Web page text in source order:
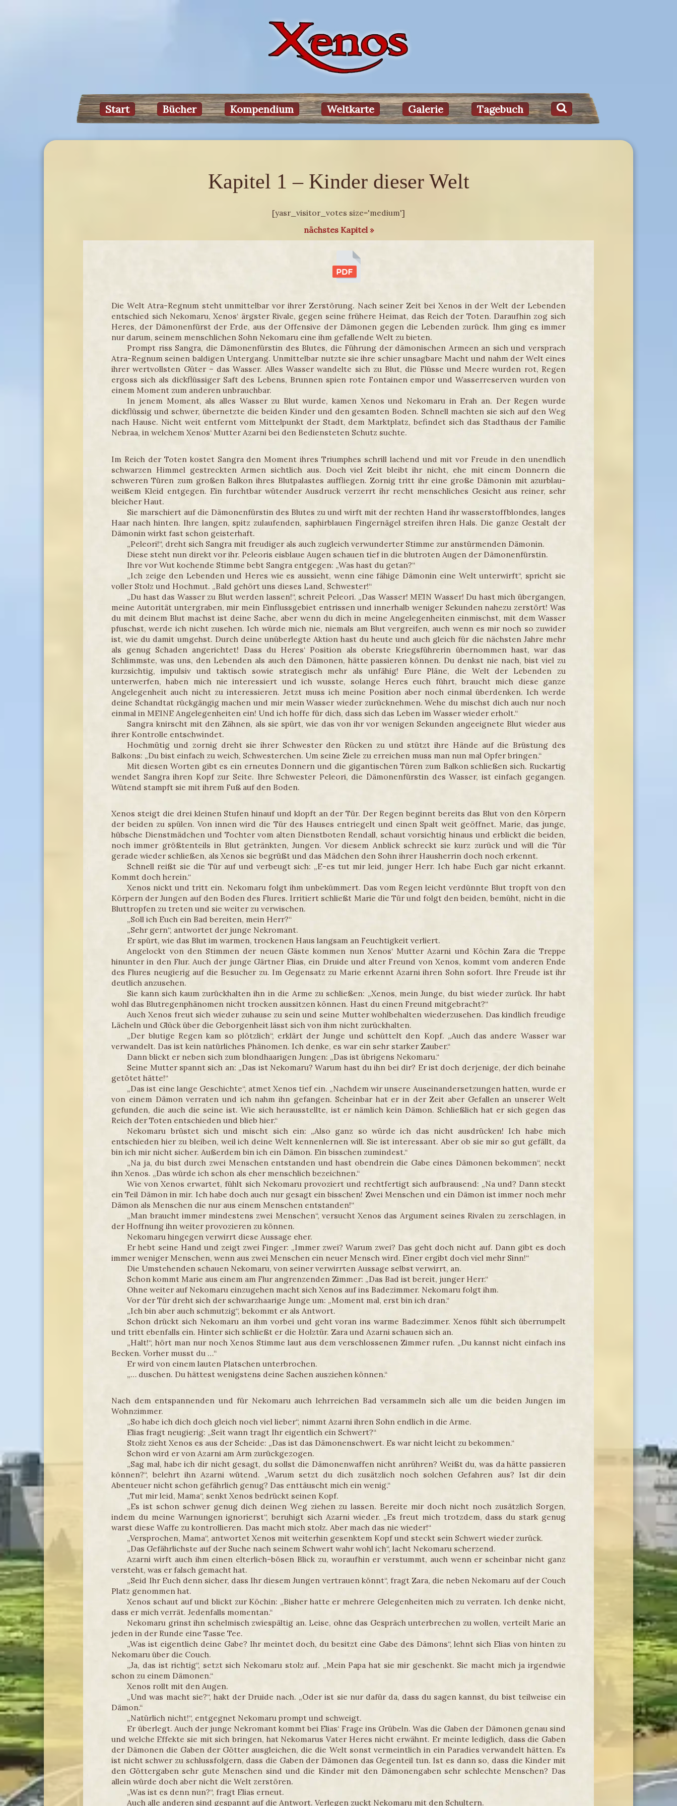
Start Bücher Kompendium Weltkarte Galerie Tagebuch
Kapitel 1 – Kinder dieser Welt
[yasr_visitor_votes size='medium']
nächstes Kapitel »
Die Welt Atra-Regnum steht unmittelbar vor ihrer Zerstörung. Nach seiner Zeit bei Xenos in der Welt der Lebenden
entschied sich Nekomaru, Xenos‘ ärgster Rivale, gegen seine frühere Heimat, das Reich der Toten. Daraufhin zog sich
Heres, der Dämonenfürst der Erde, aus der Offensive der Dämonen gegen die Lebenden zurück. Ihm ging es immer
nur darum, seinem menschlichen Sohn Nekomaru eine ihm gefallende Welt zu bieten.
Prompt riss Sangra, die Dämonenfürstin des Blutes, die Führung der dämonischen Armeen an sich und versprach
Atra-Regnum seinen baldigen Untergang. Unmittelbar nutzte sie ihre schier unsagbare Macht und nahm der Welt eines
ihrer wertvollsten Güter – das Wasser. Alles Wasser wandelte sich zu Blut, die Flüsse und Meere wurden rot, Regen
ergoss sich als dickflüssiger Saft des Lebens, Brunnen spien rote Fontainen empor und Wasserreserven wurden von
einem Moment zum anderen unbrauchbar.
In jenem Moment, als alles Wasser zu Blut wurde, kamen Xenos und Nekomaru in Erah an. Der Regen wurde
dickflüssig und schwer, übernetzte die beiden Kinder und den gesamten Boden. Schnell machten sie sich auf den Weg
nach Hause. Nicht weit entfernt vom Mittelpunkt der Stadt, dem Marktplatz, befindet sich das Stadthaus der Familie
Nebraa, in welchem Xenos‘ Mutter Azarni bei den Bediensteten Schutz suchte.
Im Reich der Toten kostet Sangra den Moment ihres Triumphes schrill lachend und mit vor Freude in den unendlich
schwarzen Himmel gestreckten Armen sichtlich aus. Doch viel Zeit bleibt ihr nicht, ehe mit einem Donnern die
schweren Türen zum großen Balkon ihres Blutpalastes auffliegen. Zornig tritt ihr eine große Dämonin mit azurblau-
weißem Kleid entgegen. Ein furchtbar wütender Ausdruck verzerrt ihr recht menschliches Gesicht aus reiner, sehr
bleicher Haut.
Sie marschiert auf die Dämonenfürstin des Blutes zu und wirft mit der rechten Hand ihr wasserstoffblondes, langes
Haar nach hinten. Ihre langen, spitz zulaufenden, saphirblauen Fingernägel streifen ihren Hals. Die ganze Gestalt der
Dämonin wirkt fast schon geisterhaft.
„Peleori!“, dreht sich Sangra mit freudiger als auch zugleich verwunderter Stimme zur anstürmenden Dämonin.
Diese steht nun direkt vor ihr. Peleoris eisblaue Augen schauen tief in die blutroten Augen der Dämonenfürstin.
Ihre vor Wut kochende Stimme bebt Sangra entgegen: „Was hast du getan?“
„Ich zeige den Lebenden und Heres wie es aussieht, wenn eine fähige Dämonin eine Welt unterwirft“, spricht sie
voller Stolz und Hochmut. „Bald gehört uns dieses Land, Schwester!“
„Du hast das Wasser zu Blut werden lassen!“, schreit Peleori. „Das Wasser! MEIN Wasser! Du hast mich übergangen,
meine Autorität untergraben, mir mein Einflussgebiet entrissen und innerhalb weniger Sekunden nahezu zerstört! Was
du mit deinem Blut machst ist deine Sache, aber wenn du dich in meine Angelegenheiten einmischst, mit dem Wasser
pfuschst, werde ich nicht zusehen. Ich würde mich nie, niemals am Blut vergreifen, auch wenn es mir noch so zuwider
ist, wie du damit umgehst. Durch deine unüberlegte Aktion hast du heute und auch gleich für die nächsten Jahre mehr
als genug Schaden angerichtet! Dass du Heres‘ Position als oberste Kriegsführerin übernommen hast, war das
Schlimmste, was uns, den Lebenden als auch den Dämonen, hätte passieren können. Du denkst nie nach, bist viel zu
kurzsichtig, impulsiv und taktisch sowie strategisch mehr als unfähig! Eure Pläne, die Welt der Lebenden zu
unterwerfen, haben mich nie interessiert und ich wusste, solange Heres euch führt, braucht mich diese ganze
Angelegenheit auch nicht zu interessieren. Jetzt muss ich meine Position aber noch einmal überdenken. Ich werde
deine Schandtat rückgängig machen und mir mein Wasser wieder zurücknehmen. Wehe du mischst dich auch nur noch
einmal in MEINE Angelegenheiten ein! Und ich hoffe für dich, dass sich das Leben im Wasser wieder erholt.“
Sangra knirscht mit den Zähnen, als sie spürt, wie das von ihr vor wenigen Sekunden angeeignete Blut wieder aus
ihrer Kontrolle entschwindet.
Hochmütig und zornig dreht sie ihrer Schwester den Rücken zu und stützt ihre Hände auf die Brüstung des
Balkons: „Du bist einfach zu weich, Schwesterchen. Um seine Ziele zu erreichen muss man nun mal Opfer bringen.“
Mit diesen Worten gibt es ein erneutes Donnern und die gigantischen Türen zum Balkon schließen sich. Ruckartig
wendet Sangra ihren Kopf zur Seite. Ihre Schwester Peleori, die Dämonenfürstin des Wasser, ist einfach gegangen.
Wütend stampft sie mit ihrem Fuß auf den Boden.
Xenos steigt die drei kleinen Stufen hinauf und klopft an der Tür. Der Regen beginnt bereits das Blut von den Körpern
der beiden zu spülen. Von innen wird die Tür des Hauses entriegelt und einen Spalt weit geöffnet. Marie, das junge,
hübsche Dienstmädchen und Tochter vom alten Dienstboten Rendall, schaut vorsichtig hinaus und erblickt die beiden,
noch immer größtenteils in Blut getränkten, Jungen. Vor diesem Anblick schreckt sie kurz zurück und will die Tür
gerade wieder schließen, als Xenos sie begrüßt und das Mädchen den Sohn ihrer Hausherrin doch noch erkennt.
Schnell reißt sie die Tür auf und verbeugt sich: „E-es tut mir leid, junger Herr. Ich habe Euch gar nicht erkannt.
Kommt doch herein.“
Xenos nickt und tritt ein. Nekomaru folgt ihm unbekümmert. Das vom Regen leicht verdünnte Blut tropft von den
Körpern der Jungen auf den Boden des Flures. Irritiert schließt Marie die Tür und folgt den beiden, bemüht, nicht in die
Bluttropfen zu treten und sie weiter zu verwischen.
„Soll ich Euch ein Bad bereiten, mein Herr?“
„Sehr gern“, antwortet der junge Nekromant.
Er spürt, wie das Blut im warmen, trockenen Haus langsam an Feuchtigkeit verliert.
Angelockt von den Stimmen der neuen Gäste kommen nun Xenos‘ Mutter Azarni und Köchin Zara die Treppe
hinunter in den Flur. Auch der junge Gärtner Elias, ein Druide und alter Freund von Xenos, kommt vom anderen Ende
des Flures neugierig auf die Besucher zu. Im Gegensatz zu Marie erkennt Azarni ihren Sohn sofort. Ihre Freude ist ihr
deutlich anzusehen.
Sie kann sich kaum zurückhalten ihn in die Arme zu schließen: „Xenos, mein Junge, du bist wieder zurück. Ihr habt
wohl das Blutregenphänomen nicht trocken aussitzen können. Hast du einen Freund mitgebracht?“
Auch Xenos freut sich wieder zuhause zu sein und seine Mutter wohlbehalten wiederzusehen. Das kindlich freudige
Lächeln und Glück über die Geborgenheit lässt sich von ihm nicht zurückhalten.
„Der blutige Regen kam so plötzlich“, erklärt der Junge und schüttelt den Kopf. „Auch das andere Wasser war
verwandelt. Das ist kein natürliches Phänomen. Ich denke, es war ein sehr starker Zauber.“
Dann blickt er neben sich zum blondhaarigen Jungen: „Das ist übrigens Nekomaru.“
Seine Mutter spannt sich an: „Das ist Nekomaru? Warum hast du ihn bei dir? Er ist doch derjenige, der dich beinahe
getötet hätte!“
„Das ist eine lange Geschichte“, atmet Xenos tief ein. „Nachdem wir unsere Auseinandersetzungen hatten, wurde er
von einem Dämon verraten und ich nahm ihn gefangen. Scheinbar hat er in der Zeit aber Gefallen an unserer Welt
gefunden, die auch die seine ist. Wie sich herausstellte, ist er nämlich kein Dämon. Schließlich hat er sich gegen das
Reich der Toten entschieden und blieb hier.“
Nekomaru brüstet sich und mischt sich ein: „Also ganz so würde ich das nicht ausdrücken! Ich habe mich
entschieden hier zu bleiben, weil ich deine Welt kennenlernen will. Sie ist interessant. Aber ob sie mir so gut gefällt, da
bin ich mir nicht sicher. Außerdem bin ich ein Dämon. Ein bisschen zumindest.“
„Na ja, du bist durch zwei Menschen entstanden und hast obendrein die Gabe eines Dämonen bekommen“, neckt
ihn Xenos. „Das würde ich schon als eher menschlich bezeichnen.“
Wie von Xenos erwartet, fühlt sich Nekomaru provoziert und rechtfertigt sich aufbrausend: „Na und? Dann steckt
ein Teil Dämon in mir. Ich habe doch auch nur gesagt ein bisschen! Zwei Menschen und ein Dämon ist immer noch mehr
Dämon als Menschen die nur aus einem Menschen entstanden!“
„Man braucht immer mindestens zwei Menschen“, versucht Xenos das Argument seines Rivalen zu zerschlagen, in
der Hoffnung ihn weiter provozieren zu können.
Nekomaru hingegen verwirrt diese Aussage eher.
Er hebt seine Hand und zeigt zwei Finger: „Immer zwei? Warum zwei? Das geht doch nicht auf. Dann gibt es doch
immer weniger Menschen, wenn aus zwei Menschen ein neuer Mensch wird. Einer ergibt doch viel mehr Sinn!“
Die Umstehenden schauen Nekomaru, von seiner verwirrten Aussage selbst verwirrt, an.
Schon kommt Marie aus einem am Flur angrenzenden Zimmer: „Das Bad ist bereit, junger Herr.“
Ohne weiter auf Nekomaru einzugehen macht sich Xenos auf ins Badezimmer. Nekomaru folgt ihm.
Vor der Tür dreht sich der schwarzhaarige Junge um: „Moment mal, erst bin ich dran.“
„Ich bin aber auch schmutzig“, bekommt er als Antwort.
Schon drückt sich Nekomaru an ihm vorbei und geht voran ins warme Badezimmer. Xenos fühlt sich überrumpelt
und tritt ebenfalls ein. Hinter sich schließt er die Holztür. Zara und Azarni schauen sich an.
„Halt!“, hört man nur noch Xenos Stimme laut aus dem verschlossenen Zimmer rufen. „Du kannst nicht einfach ins
Becken. Vorher musst du …“
Er wird von einem lauten Platschen unterbrochen.
„… duschen. Du hättest wenigstens deine Sachen ausziehen können.“
Nach dem entspannenden und für Nekomaru auch lehrreichen Bad versammeln sich alle um die beiden Jungen im
Wohnzimmer.
„So habe ich dich doch gleich noch viel lieber“, nimmt Azarni ihren Sohn endlich in die Arme.
Elias fragt neugierig: „Seit wann tragt Ihr eigentlich ein Schwert?“
Stolz zieht Xenos es aus der Scheide: „Das ist das Dämonenschwert. Es war nicht leicht zu bekommen.“
Schon wird er von Azarni am Arm zurückgezogen.
„Sag mal, habe ich dir nicht gesagt, du sollst die Dämonenwaffen nicht anrühren? Weißt du, was da hätte passieren
können?“, belehrt ihn Azarni wütend. „Warum setzt du dich zusätzlich noch solchen Gefahren aus? Ist dir dein
Abenteuer nicht schon gefährlich genug? Das enttäuscht mich ein wenig.“
„Tut mir leid, Mama“, senkt Xenos bedrückt seinen Kopf.
„Es ist schon schwer genug dich deinen Weg ziehen zu lassen. Bereite mir doch nicht noch zusätzlich Sorgen,
indem du meine Warnungen ignorierst“, beruhigt sich Azarni wieder. „Es freut mich trotzdem, dass du stark genug
warst diese Waffe zu kontrollieren. Das macht mich stolz. Aber mach das nie wieder!“
„Versprochen, Mama“, antwortet Xenos mit weiterhin gesenktem Kopf und steckt sein Schwert wieder zurück.
„Das Gefährlichste auf der Suche nach seinem Schwert wahr wohl ich“, lacht Nekomaru scherzend.
Azarni wirft auch ihm einen elterlich-bösen Blick zu, woraufhin er verstummt, auch wenn er scheinbar nicht ganz
versteht, was er falsch gemacht hat.
„Seid Ihr Euch denn sicher, dass Ihr diesem Jungen vertrauen könnt“, fragt Zara, die neben Nekomaru auf der Couch
Platz genommen hat.
Xenos schaut auf und blickt zur Köchin: „Bisher hatte er mehrere Gelegenheiten mich zu verraten. Ich denke nicht,
dass er mich verrät. Jedenfalls momentan.“
Nekomaru grinst ihn schelmisch zwiespältig an. Leise, ohne das Gespräch unterbrechen zu wollen, verteilt Marie an
jeden in der Runde eine Tasse Tee.
„Was ist eigentlich deine Gabe? Ihr meintet doch, du besitzt eine Gabe des Dämons“, lehnt sich Elias von hinten zu
Nekomaru über die Couch.
„Ja, das ist richtig“, setzt sich Nekomaru stolz auf. „Mein Papa hat sie mir geschenkt. Sie macht mich ja irgendwie
schon zu einem Dämonen.“
Xenos rollt mit den Augen.
„Und was macht sie?“, hakt der Druide nach. „Oder ist sie nur dafür da, dass du sagen kannst, du bist teilweise ein
Dämon.“
„Natürlich nicht!“, entgegnet Nekomaru prompt und schweigt.
Er überlegt. Auch der junge Nekromant kommt bei Elias‘ Frage ins Grübeln. Was die Gaben der Dämonen genau sind
und welche Effekte sie mit sich bringen, hat Nekomarus Vater Heres nicht erwähnt. Er meinte lediglich, dass die Gaben
der Dämonen die Gaben der Götter ausgleichen, die die Welt sonst vermeintlich in ein Paradies verwandelt hätten. Es
ist nicht schwer zu schlussfolgern, dass die Gaben der Dämonen das Gegenteil tun. Ist es dann so, dass die Kinder mit
den Göttergaben sehr gute Menschen sind und die Kinder mit den Dämonengaben sehr schlechte Menschen? Das
allein würde doch aber nicht die Welt zerstören.
„Was ist es denn nun?“, fragt Elias erneut.
Auch alle anderen sind gespannt auf die Antwort. Verlegen zuckt Nekomaru mit den Schultern.